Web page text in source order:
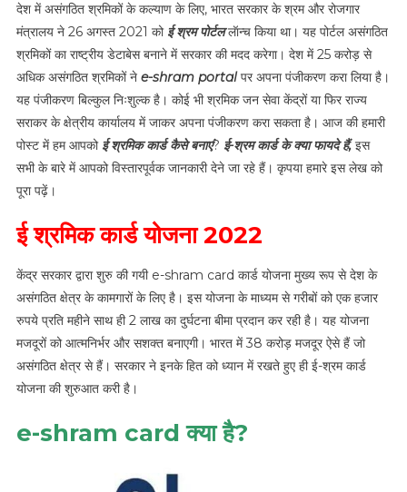
देश में असंगठित श्रमिकों के कल्याण के लिए, भारत सरकार के श्रम और रोजगार
मंत्रालय ने 26 अगस्त 2021 को ई श्रम पोर्टललॅान्च किया था। यह पोर्टल असंगठित
श्रमिकों का राष्ट्रीय डेटाबेस बनाने में सरकार की मदद करेगा। देश में 25 करोड़ से
अधिक असंगठित श्रमिकों ने e-shram portalपर अपना पंजीकरण करा लिया है।
यह पंजीकरण बिल्कुल निःशुल्क है। कोई भी श्रमिक जन सेवा केंद्रों या फिर राज्य
सराकर के क्षेत्रीय कार्यालय में जाकर अपना पंजीकरण करा सकता है। आज की हमारी
पोस्ट में हम आपको ई श्रमिक कार्ड कैसे बनाएं? ई-श्रम कार्ड के क्या फायदे हैं,इस
सभी के बारे में आपको विस्तारपूर्वक जानकारी देने जा रहे हैं। कृपया हमारे इस लेख को
पूरा पढ़ें।
ई श्रमिक कार्ड योजना 2022
केंद्र सरकार द्वारा शुरु की गयी e-shram card कार्ड योजना मुख्य रूप से देश के
असंगठित क्षेत्र के कामगारों के लिए है। इस योजना के माध्यम से गरीबों को एक हजार
रुपये प्रति महीने साथ ही 2 लाख का दुर्घटना बीमा प्रदान कर रही है। यह योजना
मजदूरों को आत्मनिर्भर और सशक्त बनाएगी। भारत में 38 करोड़ मजदूर ऐसे हैं जो
असंगठित क्षेत्र से हैं। सरकार ने इनके हित को ध्यान में रखते हुए ही ई-श्रम कार्ड
योजना की शुरुआत करी है।
e-shram card क्या है?